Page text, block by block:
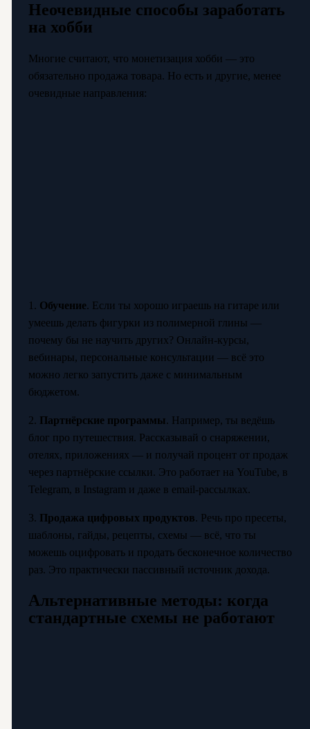
Неочевидные способы заработать
на хобби
Многие считают, что монетизация хобби — это
обязательно продажа товара. Но есть и другие, менее
очевидные направления:
1. Обучение. Если ты хорошо играешь на гитаре или
умеешь делать фигурки из полимерной глины —
почему бы не научить других? Онлайн-курсы,
вебинары, персональные консультации — всё это
можно легко запустить даже с минимальным
бюджетом.
2. Партнёрские программы. Например, ты ведёшь
блог про путешествия. Рассказывай о снаряжении,
отелях, приложениях — и получай процент от продаж
через партнёрские ссылки. Это работает на YouTube, в
Telegram, в Instagram и даже в email-рассылках.
3. Продажа цифровых продуктов. Речь про пресеты,
шаблоны, гайды, рецепты, схемы — всё, что ты
можешь оцифровать и продать бесконечное количество
раз. Это практически пассивный источник дохода.
Альтернативные методы: когда
стандартные схемы не работают